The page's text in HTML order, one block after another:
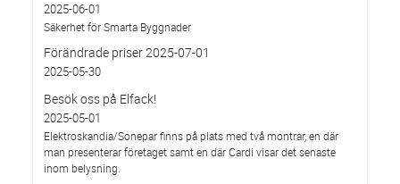
2025-06-01
Säkerhet för Smarta Byggnader
Förändrade priser 2025-07-01
2025-05-30
Besök oss på Elfack!
2025-05-01
Elektroskandia/Sonepar finns på plats med två montrar, en där
man presenterar företaget samt en där Cardi visar det senaste
inom belysning.